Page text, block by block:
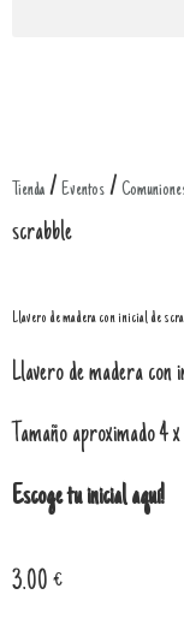
Tienda / Eventos /
scrabble
Llavero de madera con inicial de
Llavero de madera con
Tamaño aproximado 4
Escoge tu inicial aquí!
3.00 €